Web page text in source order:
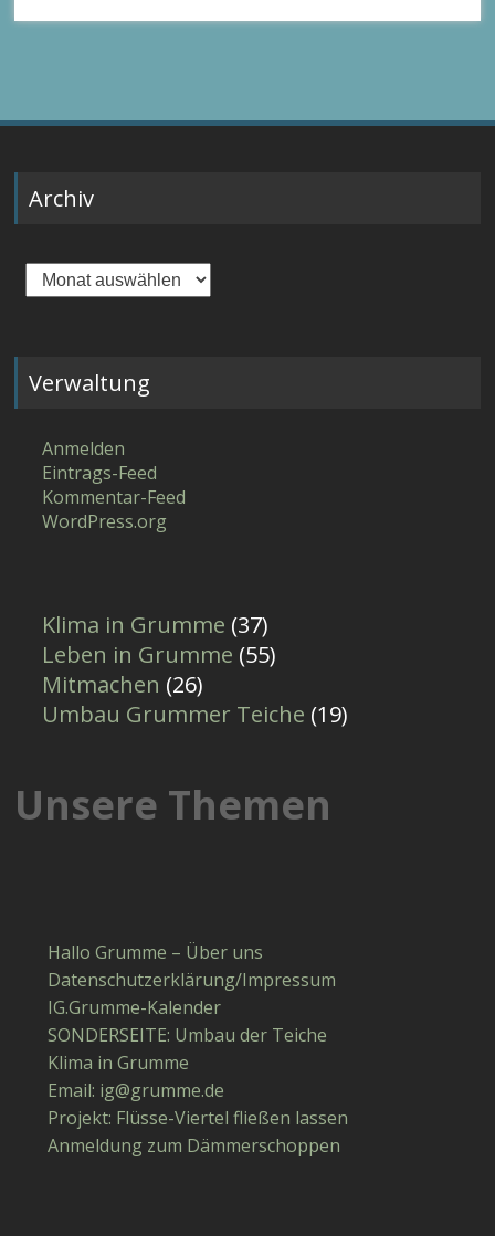
Archiv
Archiv
Verwaltung
Anmelden
Eintrags-Feed
Kommentar-Feed
WordPress.org
Klima in Grumme (37)
Leben in Grumme (55)
Mitmachen (26)
Umbau Grummer Teiche (19)
Unsere Themen
Hallo Grumme – Über uns
Datenschutzerklärung/Impressum
IG.Grumme-Kalender
SONDERSEITE: Umbau der Teiche
Klima in Grumme
Email: ig​@​grumme​.de
Projekt: Flüsse-Viertel fließen lassen
Anmeldung zum Dämmerschoppen